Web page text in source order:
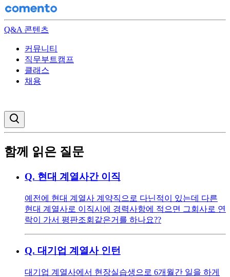
Q&A 콘텐츠
커뮤니티
직무부트캠프
클래스
채용
함께 읽은 질문
Q. 현대 계열사간 이직
예전에 현대 계열사 계약직으로 다닌적이 있는데 다른
현대 계열사로 이직시에 경력사항에 적으면 그회사로 연
락이 가서 평판조회같은거를 하나요??
Q. 대기업 계열사 인턴
대기업 계열사에서 현장실습생으로 6개월간 일을 하게